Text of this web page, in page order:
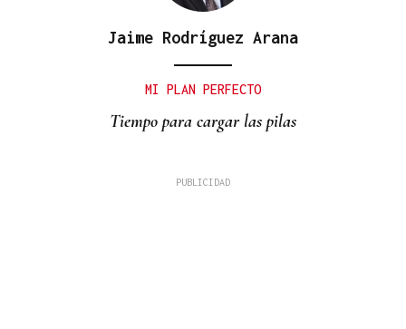
Jaime Rodríguez Arana
MI PLAN PERFECTO
Tiempo para cargar las pilas